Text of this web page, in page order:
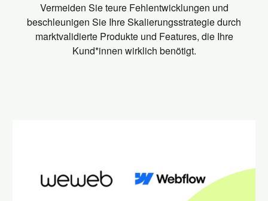
Vermeiden Sie teure Fehlentwicklungen und
beschleunigen Sie Ihre Skalierungsstrategie durch
marktvalidierte Produkte und Features, die Ihre
Kund*innen wirklich benötigt.